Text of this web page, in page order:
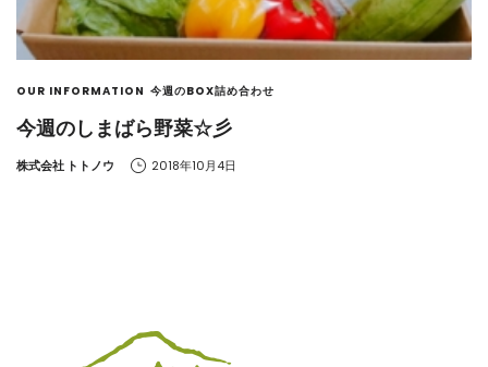
OUR INFORMATION 今週のBOX詰め合わせ
今週のしまばら野菜☆彡
by
株式会社 トトノウ 2018年10月4日